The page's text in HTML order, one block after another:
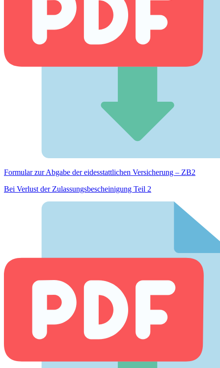
Formular zur Abgabe der eides­stattlichen Versicherung – ZB2
Bei Verlust der Zulassungsbescheinigung Teil 2